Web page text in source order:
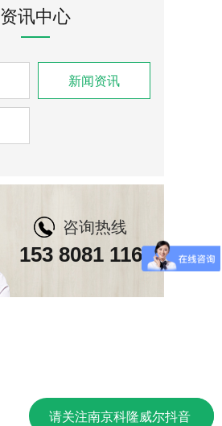
资讯中心
新闻资讯
咨询热线
153 8081 1167
请关注南京科隆威尔抖音